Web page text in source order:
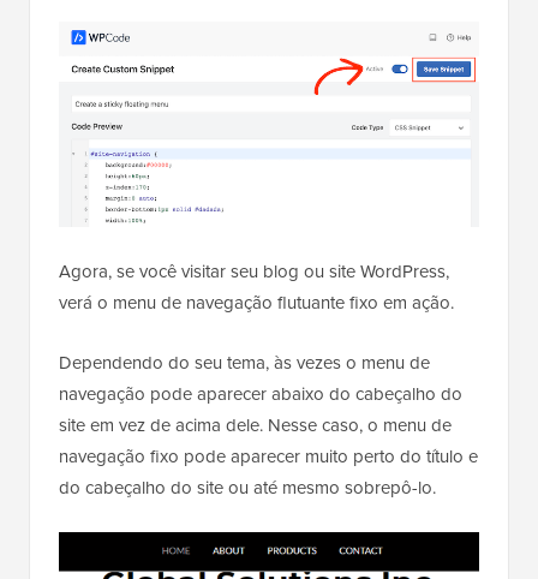
Agora, se você visitar seu blog ou site WordPress,
verá o menu de navegação flutuante fixo em ação.
Dependendo do seu tema, às vezes o menu de
navegação pode aparecer abaixo do cabeçalho do
site em vez de acima dele. Nesse caso, o menu de
navegação fixo pode aparecer muito perto do título e
do cabeçalho do site ou até mesmo sobrepô-lo.